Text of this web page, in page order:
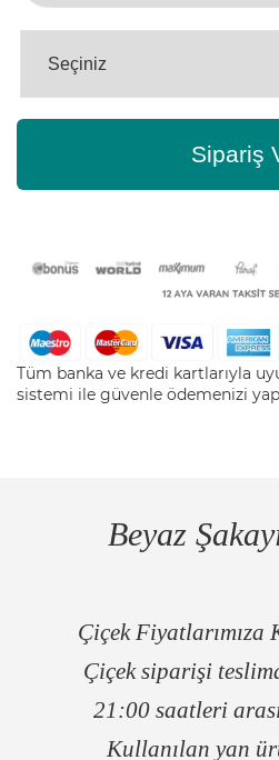
Sipariş
Tüm banka ve kredi kartlarıyla
sistemi ile güvenle ödemenizi
Beyaz
Çiçek
Çiçek siparişi
21:00 saatleri
Kullanılan yan